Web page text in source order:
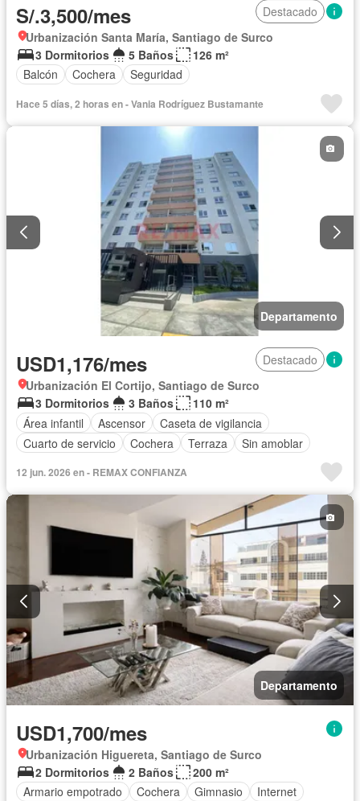
S/.3,500/mes
Destacado
Urbanización Santa María, Santiago de Surco
3 Dormitorios
5 Baños
126 m²
Balcón
Cochera Seguridad
Hace 5 días, 2 horas en - Vania Rodríguez Bustamante
Departamento
USD1,176/mes
Destacado
Urbanización El Cortijo, Santiago de Surco
3 Dormitorios
3 Baños
110 m²
Área infantil
Ascensor
Caseta de vigilancia
Cuarto de servicio
Cochera Terraza Sin amoblar
12 jun. 2026 en - REMAX CONFIANZA
Departamento
USD1,700/mes
Urbanización Higuereta, Santiago de Surco
2 Dormitorios
2 Baños
200 m²
Armario empotrado
Cochera Gimnasio Internet